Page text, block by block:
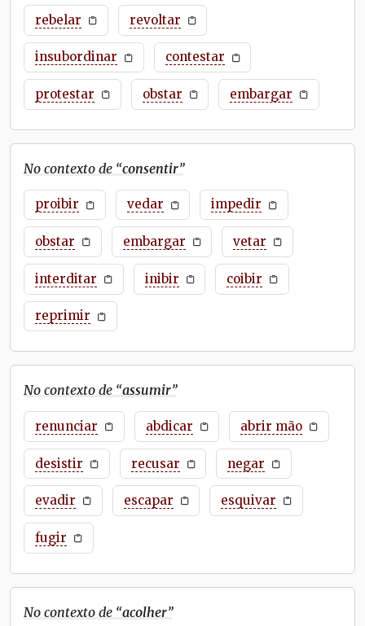
rebelar revoltar
insubordinar contestar
protestar obstar embargar
No contexto de “consentir”
proibir vedar impedir
obstar embargar vetar
interditar inibir coibir
reprimir
No contexto de “assumir”
renunciar abdicar abrir mão
desistir recusar negar
evadir escapar esquivar
fugir
No contexto de “acolher”